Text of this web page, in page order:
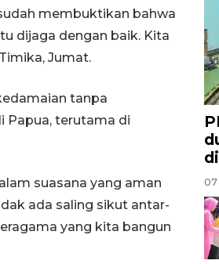
membuktikan bahwa
dijaga dengan baik. Kita
Jumat.
tanpa
Papua, terutama di
suasana yang aman
ada saling sikut antar-
yang kita bangun
07